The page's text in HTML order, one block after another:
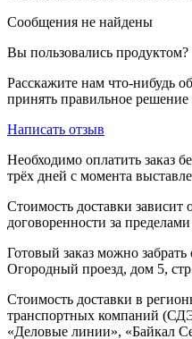
Сообщения не найдены
Вы пользовались продуктом?
Расскажите нам что-нибудь
принять правильное решение
Написать отзыв
Необходимо оплатить заказ
трёх дней с момента
Стоимость доставки зависит
договоренности за
Готовый заказ можно забрать
Огородный проезд, дом 5,
Стоимость доставки в
транспортных компаний
«Деловые линии», «Байкал